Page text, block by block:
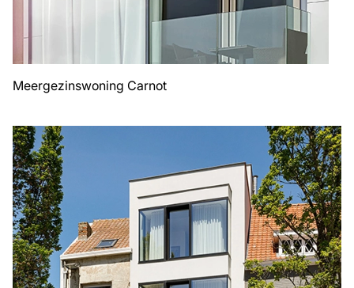
Meergezinswoning Carnot